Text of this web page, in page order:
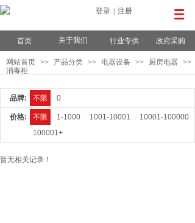
登录 注册
首页 关于我们 行业专供 政府采购
网站首页 >> 产品分类 >> 电器设备 >> 厨房电器
>>
消毒柜
品牌: 不限 0
价格: 不限 1-1000 1001-10001
10001-100000
100001+
暂无相关记录！